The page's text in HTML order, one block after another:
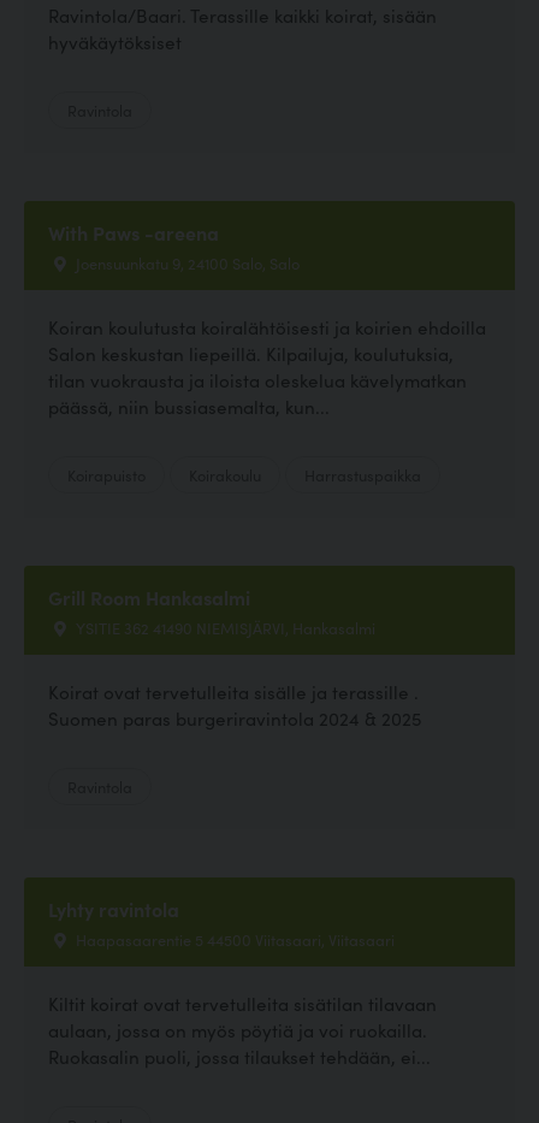
Ravintola/Baari. Terassille kaikki koirat, sisään
hyväkäytöksiset
With Paws -areena
Joensuunkatu 9, 24100 Salo, Salo
Koiran koulutusta koiralähtöisesti ja koirien ehdoilla
Salon keskustan liepeillä. Kilpailuja, koulutuksia,
tilan vuokrausta ja iloista oleskelua kävelymatkan
päässä, niin bussiasemalta, kun...
Grill Room Hankasalmi
YSITIE 362 41490 NIEMISJÄRVI, Hankasalmi
Koirat ovat tervetulleita sisälle ja terassille .
Suomen paras burgeriravintola 2024 & 2025
Lyhty ravintola
Haapasaarentie 5 44500 Viitasaari, Viitasaari
Kiltit koirat ovat tervetulleita sisätilan tilavaan
aulaan, jossa on myös pöytiä ja voi ruokailla.
Ruokasalin puoli, jossa tilaukset tehdään, ei...